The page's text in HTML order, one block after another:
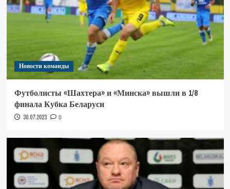
Новости команды
Футболисты «Шахтера» и «Минска» вышли в 1/8
финала Кубка Беларуси
30.07.2023 0